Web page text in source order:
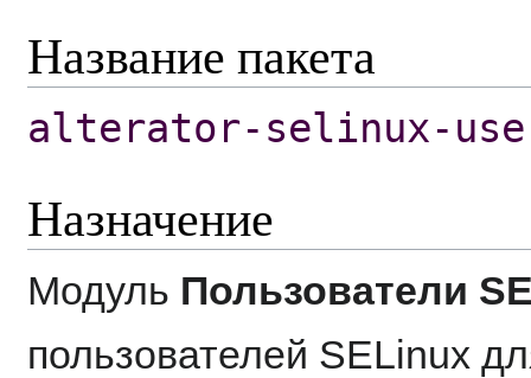
Название пакета
alterator-selinux-
Назначение
Модуль Пользователи
пользователей SELinux